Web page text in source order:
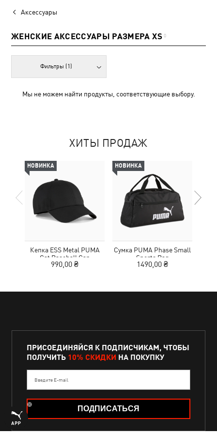
Аксессуары
ЖЕНСКИЕ АКСЕССУАРЫ РАЗМЕРА XS 0
Фильтры (1)
Мы не можем найти продукты, соответствующие выбору.
ХИТЫ ПРОДАЖ
НОВИНКА
Кепка ESS Metal PUMA
Cat Baseball Cap
990,00 ₴
НОВИНКА
Сумка PUMA Phase Small
Sports Bag
1490,00 ₴
ПРИСОЕДИНЯЙСЯ К ПОДПИСЧИКАМ, ЧТОБЫ
ПОЛУЧИТЬ 10% СКИДКИ НА ПОКУПКУ
Введите E-mail
ПОДПИСАТЬСЯ